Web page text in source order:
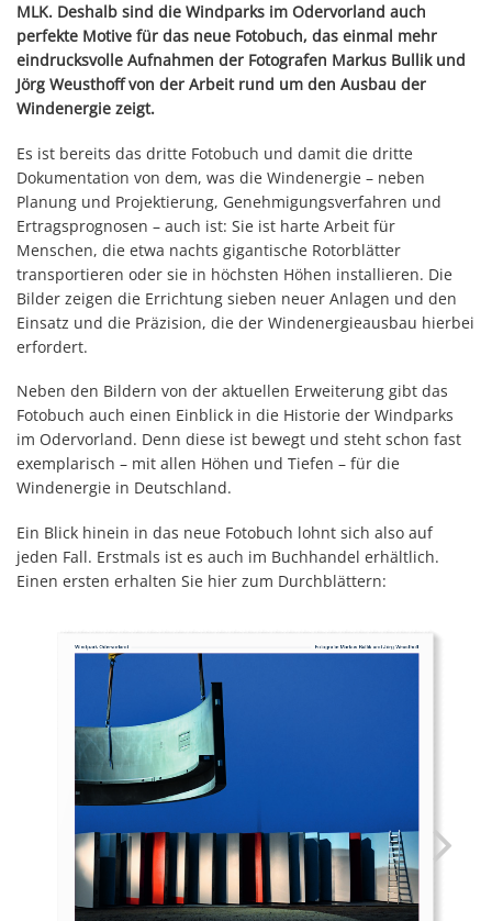
MLK. Deshalb sind die Windparks im Odervorland auch
perfekte Motive für das neue Fotobuch, das einmal mehr
eindrucksvolle Aufnahmen der Fotografen Markus Bullik und
Jörg Weusthoff von der Arbeit rund um den Ausbau der
Windenergie zeigt.
Es ist bereits das dritte Fotobuch und damit die dritte
Dokumentation von dem, was die Windenergie – neben
Planung und Projektierung, Genehmigungsverfahren und
Ertragsprognosen – auch ist: Sie ist harte Arbeit für
Menschen, die etwa nachts gigantische Rotorblätter
transportieren oder sie in höchsten Höhen installieren. Die
Bilder zeigen die Errichtung sieben neuer Anlagen und den
Einsatz und die Präzision, die der Windenergieausbau hierbei
erfordert.
Neben den Bildern von der aktuellen Erweiterung gibt das
Fotobuch auch einen Einblick in die Historie der Windparks
im Odervorland. Denn diese ist bewegt und steht schon fast
exemplarisch – mit allen Höhen und Tiefen – für die
Windenergie in Deutschland.
Ein Blick hinein in das neue Fotobuch lohnt sich also auf
jeden Fall. Erstmals ist es auch im Buchhandel erhältlich.
Einen ersten erhalten Sie hier zum Durchblättern: